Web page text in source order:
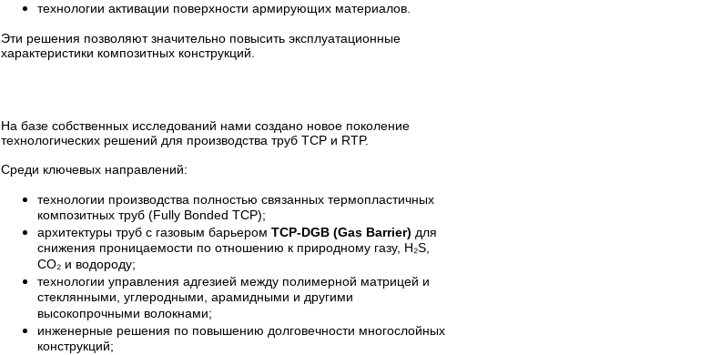
технологии активации поверхности армирующих материалов.
Эти решения позволяют значительно повысить эксплуатационные
характеристики композитных конструкций.
На базе собственных исследований нами создано новое поколение
технологических решений для производства труб TCP и RTP.
Среди ключевых направлений:
технологии производства полностью связанных термопластичных
композитных труб (Fully Bonded TCP);
архитектуры труб с газовым барьером TCP-DGB (Gas Barrier) для
снижения проницаемости по отношению к природному газу, H₂S,
CO₂ и водороду;
технологии управления адгезией между полимерной матрицей и
стеклянными, углеродными, арамидными и другими
высокопрочными волокнами;
инженерные решения по повышению долговечности многослойных
конструкций;